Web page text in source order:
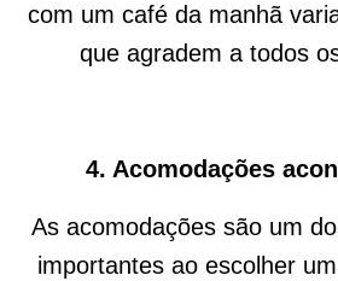
com um café da manhã
que agradem a todos
4. Acomodações
As acomodações são um
importantes ao escolher